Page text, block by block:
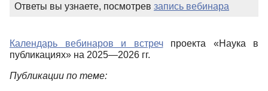
Ответы вы узнаете, посмотрев запись вебинара
Календарь вебинаров и встречпроекта «Наука в
публикациях» на 2025—2026 гг.
Публикации по теме: